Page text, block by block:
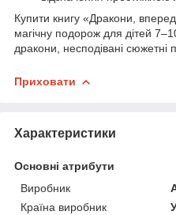
Купити книгу «Дракони,
магічну подорож для дітей
дракони, несподівані сюжетні
Приховати
Характеристики
Основні атрибути
Виробник
Країна виробник